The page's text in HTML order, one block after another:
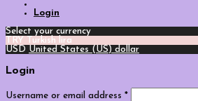
Login
Select your currency
TRY
Turkish lira
USD United States (US) dollar
Login
Username or email address *